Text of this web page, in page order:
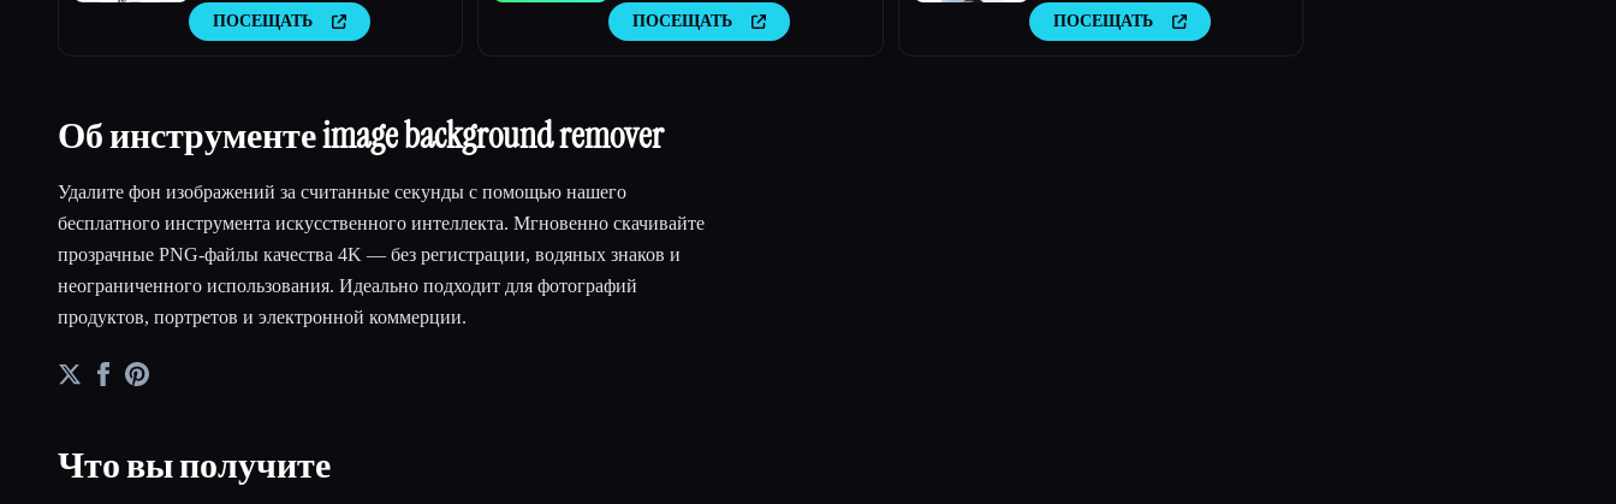
ПОСЕЩАТЬ
ПОСЕЩАТЬ
Pixian.AI
ПОСЕЩАТЬ
Об инструменте image background remover
Удалите фон изображений за считанные секунды с помощью нашего
бесплатного инструмента искусственного интеллекта. Мгновенно скачивайте
прозрачные PNG-файлы качества 4K — без регистрации, водяных знаков и
неограниченного использования. Идеально подходит для фотографий
продуктов, портретов и электронной коммерции.
Что вы получите